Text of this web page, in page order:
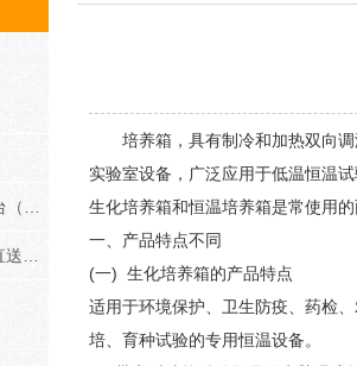
培养箱，具有制冷和加热双向调
实验室设备，广泛应用于低温恒温
生化培养箱和恒温培养箱是常使用
一、产品特点不同
(一) 生化培养箱的产品特点
适用于环境保护、卫生防疫、药检
培、育种试验的专用恒温设备。